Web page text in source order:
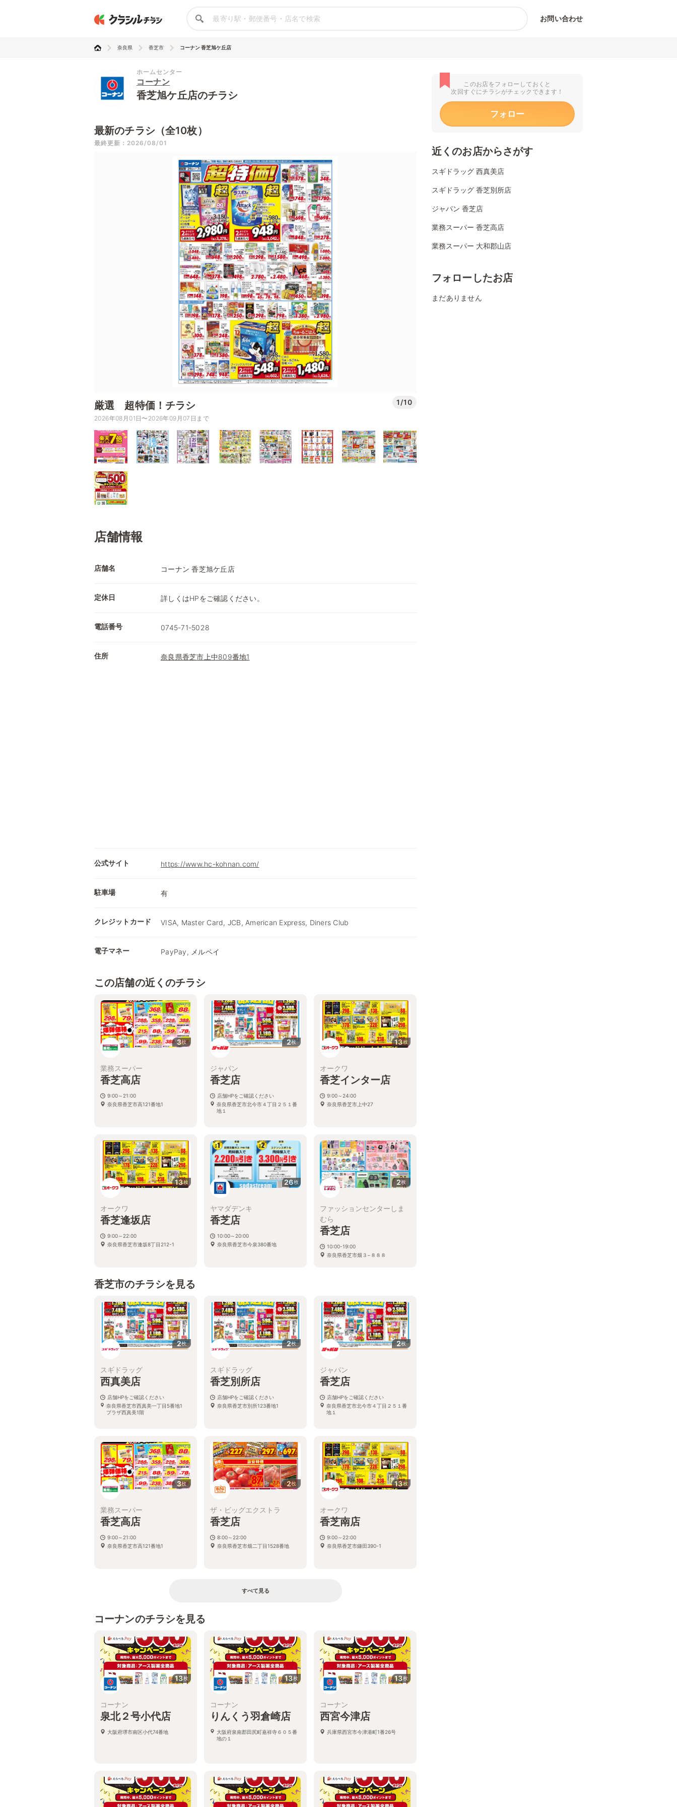
お問い合わせ
奈良県 香芝市 コーナン 香芝旭ケ丘店
ホームセンター
コーナン
香芝旭ケ丘店のチラシ
最新のチラシ（全10枚）
最終更新：2026/08/01
厳選 超特価！チラシ 1/10
2026年08月01日〜2026年09月07日まで
店舗情報
店舗名 コーナン 香芝旭ケ丘店
定休日 詳しくはHPをご確認ください。
電話番号 0745-71-5028
住所 奈良県香芝市上中809番地1
公式サイト https://www.hc-kohnan.com/
駐車場 有
クレジットカード VISA, Master Card, JCB, American Express, Diners Club
電子マネー PayPay, メルペイ
この店舗の近くのチラシ
3枚
業務スーパー
香芝高店
9:00～21:00
奈良県香芝市高121番地1
2枚
ジャパン
香芝店
店舗HPをご確認ください
奈良県香芝市北今市４丁目２５１番
地１
13枚
オークワ
香芝インター店
9:00～24:00
奈良県香芝市上中27
13枚
オークワ
香芝逢坂店
9:00～22:00
奈良県香芝市逢坂8丁目212-1
26枚
ヤマダデンキ
香芝店
10:00～20:00
奈良県香芝市今泉380番地
2枚
ファッションセンターしま
むら
香芝店
10:00-19:00
奈良県香芝市畑３−８８８
香芝市のチラシを見る
2枚
スギドラッグ
西真美店
店舗HPをご確認ください
奈良県香芝市西真美一丁目5番地1
プラザ西真美1階
2枚
スギドラッグ
香芝別所店
店舗HPをご確認ください
奈良県香芝市別所123番地1
2枚
ジャパン
香芝店
店舗HPをご確認ください
奈良県香芝市北今市４丁目２５１番
地１
3枚
業務スーパー
香芝高店
9:00～21:00
奈良県香芝市高121番地1
2枚
ザ・ビッグエクストラ
香芝店
8:00～22:00
奈良県香芝市畑二丁目1528番地
13枚
オークワ
香芝南店
9:00～22:00
奈良県香芝市鎌田390-1
すべて見る
コーナンのチラシを見る
13枚
コーナン
泉北２号小代店
大阪府堺市南区小代74番地
13枚
コーナン
りんくう羽倉崎店
大阪府泉南郡田尻町嘉祥寺６０５番
地の１
13枚
コーナン
西宮今津店
兵庫県西宮市今津港町1番26号
このお店をフォローしておくと
次回すぐにチラシがチェックできます！
フォロー
近くのお店からさがす
スギドラッグ 西真美店
スギドラッグ 香芝別所店
ジャパン 香芝店
業務スーパー 香芝高店
業務スーパー 大和郡山店
フォローしたお店
まだありません